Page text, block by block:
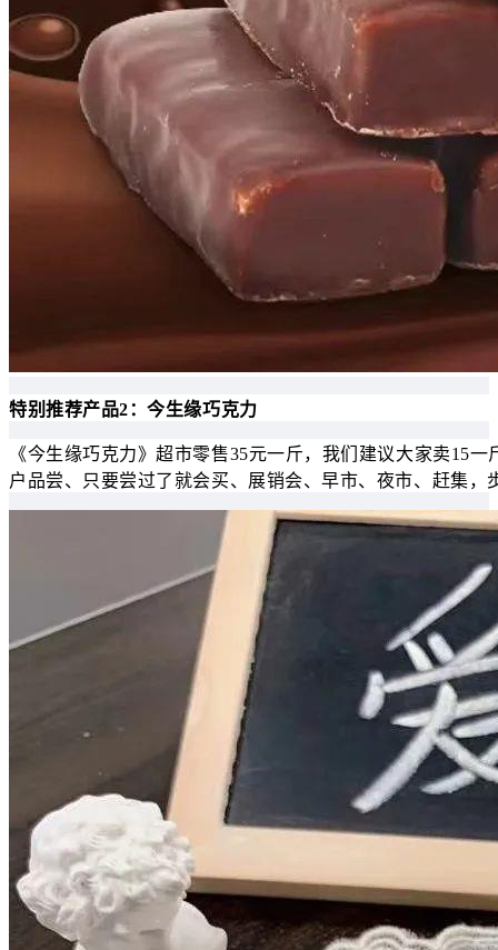
特别推荐产品2：今生缘巧克力
《今生缘巧克力》超市零售35元一斤，我们建议大家卖15
户品尝、只要尝过了就会买、展销会、早市、夜市、赶集